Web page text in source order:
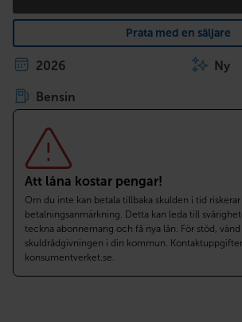
Prata med en säljare
2026 Ny
Bensin
Att låna kostar pengar!
Om du inte kan betala tillbaka skulden i tid
betalningsanmärkning. Detta kan leda till
teckna abonnemang och få nya lån. För stöd,
skuldrådgivningen i din kommun.
konsumentverket.se.